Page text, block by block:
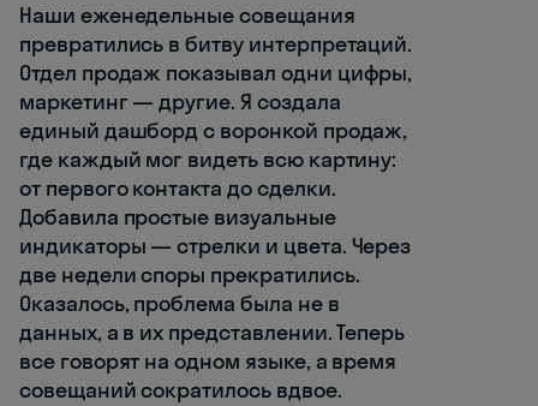
Наши еженедельные совещания
превратились в битву интерпретаций.
Отдел продаж показывал одни цифры,
маркетинг — другие. Я создала
единый дашборд с воронкой продаж,
где каждый мог видеть всю картину:
от первого контакта до сделки.
Добавила простые визуальные
индикаторы — стрелки и цвета. Через
две недели споры прекратились.
Оказалось, проблема была не в
данных, а в их представлении. Теперь
все говорят на одном языке, а время
совещаний сократилось вдвое.